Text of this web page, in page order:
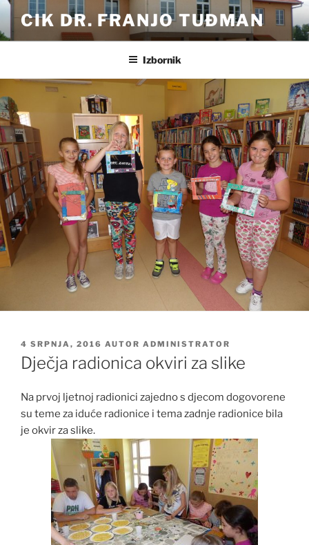
Preskoči
sadržaj
CIK DR. FRANJO TUĐMAN
Izbornik
OBJAVLJENO
4 SRPNJA, 2016 AUTOR ADMINISTRATOR
Dječja radionica okviri za slike
Na prvoj ljetnoj radionici zajedno s djecom dogovorene
su teme za iduće radionice i tema zadnje radionice bila
je okvir za slike.